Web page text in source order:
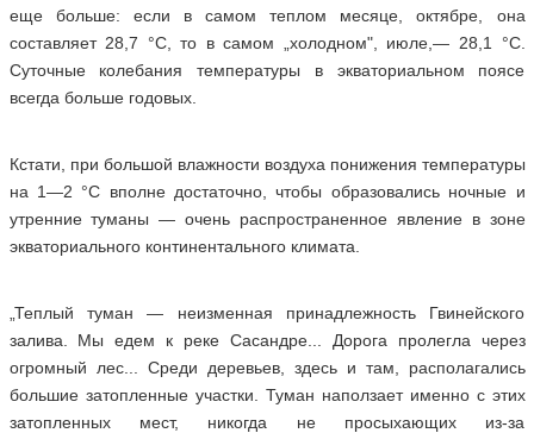
еще больше: если в самом теплом месяце, октябре, она
составляет 28,7 °С, то в самом „холодном", июле,— 28,1 °С.
Суточные колебания температуры в экваториальном поясе
всегда больше годовых.
Кстати, при большой влажности воздуха понижения температуры
на 1—2 °С вполне достаточно, чтобы образовались ночные и
утренние туманы — очень распространенное явление в зоне
экваториального континентального климата.
„Теплый туман — неизменная принадлежность Гвинейского
залива. Мы едем к реке Сасандре... Дорога пролегла через
огромный лес... Среди деревьев, здесь и там, располагались
большие затопленные участки. Туман наползает именно с этих
затопленных мест, никогда не просыхающих из-за